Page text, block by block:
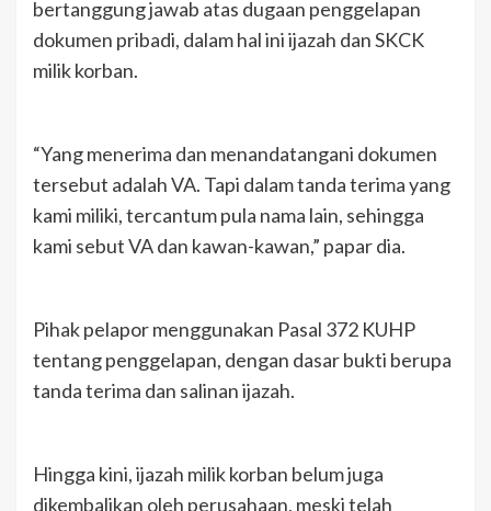
bertanggung jawab atas dugaan penggelapan
dokumen pribadi, dalam hal ini ijazah dan SKCK
milik korban.
“Yang menerima dan menandatangani dokumen
tersebut adalah VA. Tapi dalam tanda terima yang
kami miliki, tercantum pula nama lain, sehingga
kami sebut VA dan kawan-kawan,” papar dia.
Pihak pelapor menggunakan Pasal 372 KUHP
tentang penggelapan, dengan dasar bukti berupa
tanda terima dan salinan ijazah.
Hingga kini, ijazah milik korban belum juga
dikembalikan oleh perusahaan, meski telah